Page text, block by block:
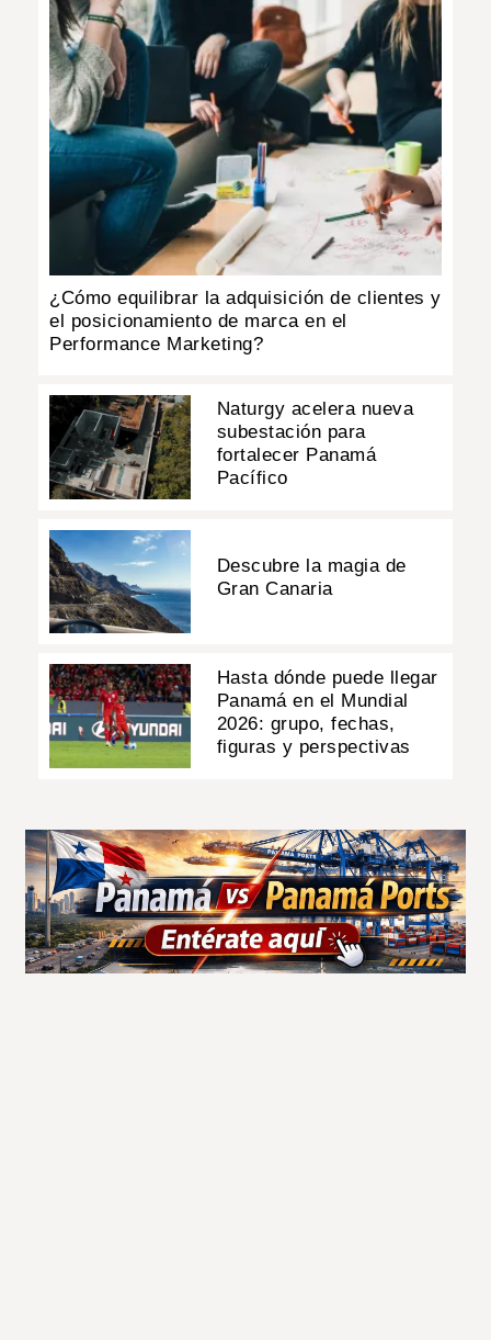
¿Cómo equilibrar la adquisición de clientes y
el posicionamiento de marca en el
Performance Marketing?
Naturgy acelera nueva
subestación para
fortalecer Panamá
Pacífico
Descubre la magia de
Gran Canaria
Hasta dónde puede llegar
Panamá en el Mundial
2026: grupo, fechas,
figuras y perspectivas